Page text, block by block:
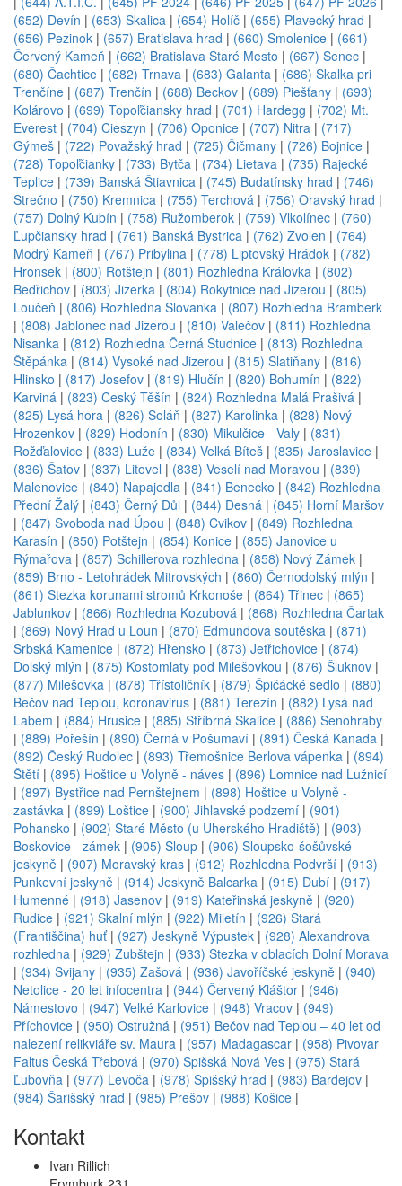
(652) Devín | (653) Skalica | (654) Holíč | (655) Plavecký hrad |
(656) Pezinok | (657) Bratislava hrad | (660) Smolenice | (661)
Červený Kameň | (662) Bratislava Staré Mesto | (667) Senec |
(680) Čachtice | (682) Trnava | (683) Galanta | (686) Skalka pri
Trenčíne | (687) Trenčín | (688) Beckov | (689) Piešťany | (693)
Kolárovo | (699) Topoľčiansky hrad | (701) Hardegg | (702) Mt.
Everest | (704) Cieszyn | (706) Oponice | (707) Nitra | (717)
Gýmeš | (722) Považský hrad | (725) Čičmany | (726) Bojnice |
(728) Topoľčianky | (733) Bytča | (734) Lietava | (735) Rajecké
Teplice | (739) Banská Štiavnica | (745) Budatínsky hrad | (746)
Strečno | (750) Kremnica | (755) Terchová | (756) Oravský hrad |
(757) Dolný Kubín | (758) Ružomberok | (759) Vlkolínec | (760)
Ľupčiansky hrad | (761) Banská Bystrica | (762) Zvolen | (764)
Modrý Kameň | (767) Pribylina | (778) Liptovský Hrádok | (782)
Hronsek | (800) Rotštejn | (801) Rozhledna Královka | (802)
Bedřichov | (803) Jizerka | (804) Rokytnice nad Jizerou | (805)
Loučeň | (806) Rozhledna Slovanka | (807) Rozhledna Bramberk
| (808) Jablonec nad Jizerou | (810) Valečov | (811) Rozhledna
Nisanka | (812) Rozhledna Černá Studnice | (813) Rozhledna
Štěpánka | (814) Vysoké nad Jizerou | (815) Slatiňany | (816)
Hlinsko | (817) Josefov | (819) Hlučín | (820) Bohumín | (822)
Karviná | (823) Český Těšín | (824) Rozhledna Malá Prašivá |
(825) Lysá hora | (826) Soláň | (827) Karolinka | (828) Nový
Hrozenkov | (829) Hodonín | (830) Mikulčice - Valy | (831)
Rožďalovice | (833) Luže | (834) Velká Bíteš | (835) Jaroslavice |
(836) Šatov | (837) Litovel | (838) Veselí nad Moravou | (839)
Malenovice | (840) Napajedla | (841) Benecko | (842) Rozhledna
Přední Žalý | (843) Černý Důl | (844) Desná | (845) Horní Maršov
| (847) Svoboda nad Úpou | (848) Cvikov | (849) Rozhledna
Karasín | (850) Potštejn | (854) Konice | (855) Janovice u
Rýmařova | (857) Schillerova rozhledna | (858) Nový Zámek |
(859) Brno - Letohrádek Mitrovských | (860) Černodolský mlýn |
(861) Stezka korunami stromů Krkonoše | (864) Třinec | (865)
Jablunkov | (866) Rozhledna Kozubová | (868) Rozhledna Čartak
| (869) Nový Hrad u Loun | (870) Edmundova soutěska | (871)
Srbská Kamenice | (872) Hřensko | (873) Jetřichovice | (874)
Dolský mlýn | (875) Kostomlaty pod Milešovkou | (876) Šluknov |
(877) Milešovka | (878) Třístoličník | (879) Špičácké sedlo | (880)
Bečov nad Teplou, koronavirus | (881) Terezín | (882) Lysá nad
Labem | (884) Hrusice | (885) Stříbrná Skalice | (886) Senohraby
| (889) Pořešín | (890) Černá v Pošumaví | (891) Česká Kanada |
(892) Český Rudolec | (893) Třemošnice Berlova vápenka | (894)
Štětí | (895) Hoštice u Volyně - náves | (896) Lomnice nad Lužnicí
| (897) Bystřice nad Pernštejnem | (898) Hoštice u Volyně -
zastávka | (899) Loštice | (900) Jihlavské podzemí | (901)
Pohansko | (902) Staré Město (u Uherského Hradiště) | (903)
Boskovice - zámek | (905) Sloup | (906) Sloupsko-šošůvské
jeskyně | (907) Moravský kras | (912) Rozhledna Podvrší | (913)
Punkevní jeskyně | (914) Jeskyně Balcarka | (915) Dubí | (917)
Humenné | (918) Jasenov | (919) Kateřinská jeskyně | (920)
Rudice | (921) Skalní mlýn | (922) Miletín | (926) Stará
(Františčina) huť| (927) Jeskyně Výpustek | (928) Alexandrova
rozhledna | (929) Zubštejn | (933) Stezka v oblacích Dolní Morava
| (934) Svijany | (935) Zašová | (936) Javoříčské jeskyně | (940)
Netolice - 20 let infocentra | (944) Červený Kláštor | (946)
Námestovo | (947) Velké Karlovice | (948) Vracov | (949)
Příchovice | (950) Ostružná | (951) Bečov nad Teplou – 40 let od
nalezení relikviáře sv. Maura | (957) Madagascar | (958) Pivovar
Faltus Česká Třebová | (970) Spišská Nová Ves | (975) Stará
Ľubovňa | (977) Levoča | (978) Spišský hrad | (983) Bardejov |
(984) Šarišský hrad | (985) Prešov | (988) Košice |
Kontakt
Ivan Rillich